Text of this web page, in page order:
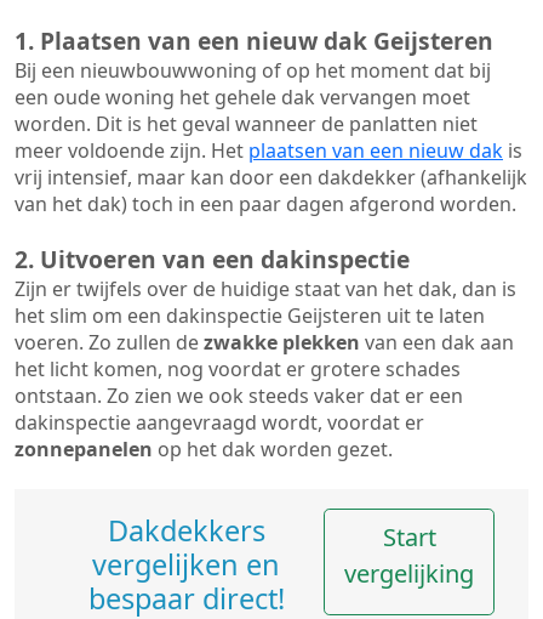
1. Plaatsen van een nieuw dak Geijsteren
Bij een nieuwbouwwoning of op het moment dat bij
een oude woning het gehele dak vervangen moet
worden. Dit is het geval wanneer de panlatten niet
meer voldoende zijn. Het plaatsen van een nieuw dak is
vrij intensief, maar kan door een dakdekker (afhankelijk
van het dak) toch in een paar dagen afgerond worden.
2. Uitvoeren van een dakinspectie
Zijn er twijfels over de huidige staat van het dak, dan is
het slim om een dakinspectie Geijsteren uit te laten
voeren. Zo zullen dezwakke plekken van een dak aan
het licht komen, nog voordat er grotere schades
ontstaan. Zo zien we ook steeds vaker dat er een
dakinspectie aangevraagd wordt, voordat er
zonnepanelen op het dak worden gezet.
Dakdekkers
vergelijken en
bespaar direct!
Start
vergelijking